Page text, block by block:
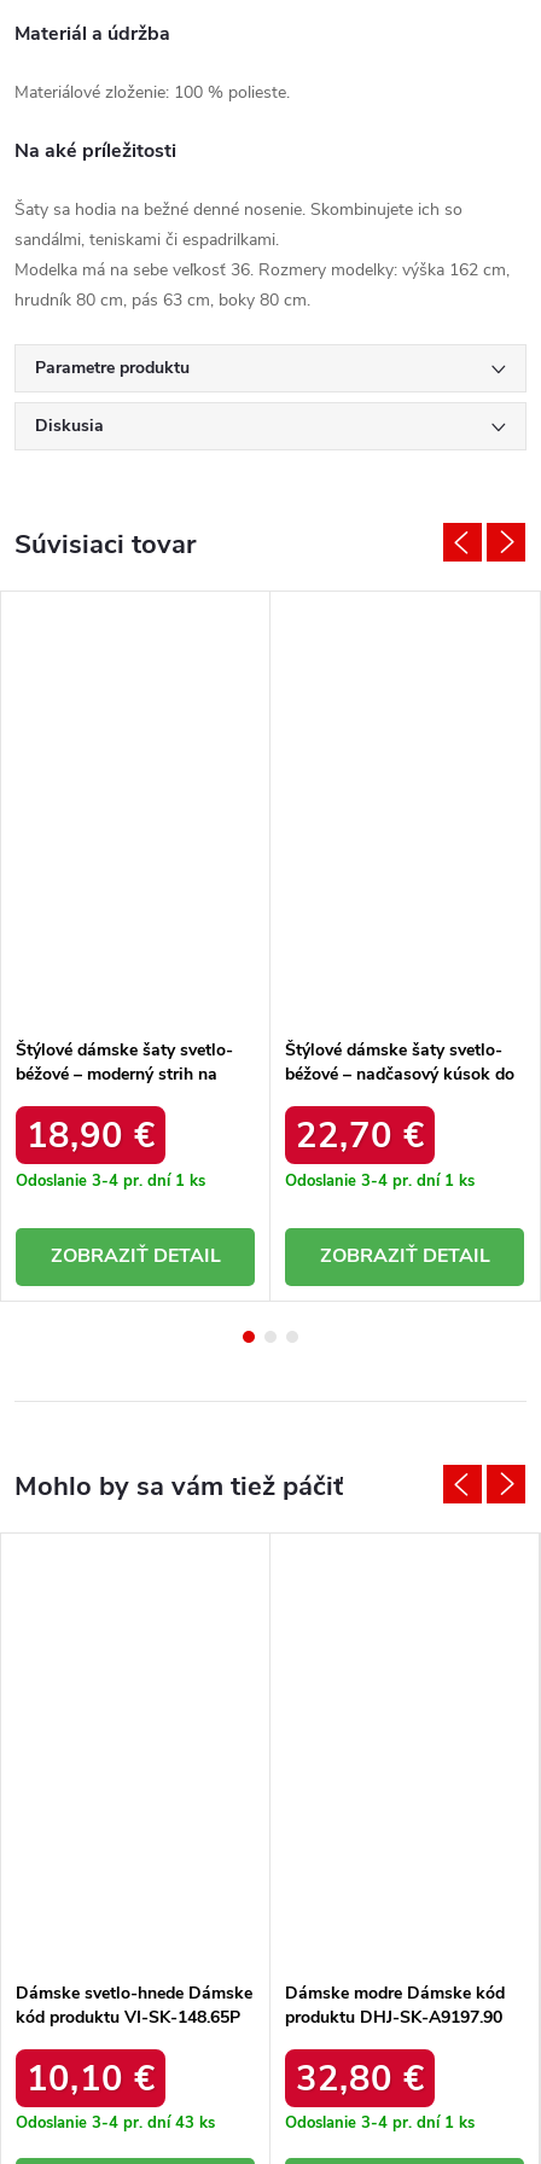
Materiál a údržba
Materiálové zloženie: 100 % polieste.
Na aké príležitosti
Šaty sa hodia na bežné denné nosenie. Skombinujete ich so
sandálmi, teniskami či espadrilkami.
Modelka má na sebe veľkosť 36. Rozmery modelky: výška 162 cm,
hrudník 80 cm, pás 63 cm, boky 80 cm.
Parametre produktu
Diskusia
Súvisiaci tovar
Štýlové dámske šaty svetlo-
béžové – moderný strih na
R821-1.65
18,90 €
Odoslanie 3-4 pr. dní 1 ks
DETAIL
Štýlové dámske šaty svetlo-
béžové – nadčasový kúsok do
22,70 €
Odoslanie 3-4 pr. dní 1 ks
DETAIL
Dámske svetlo-hnede Dámske
kód produktu VI-SK-148.65P
10,10 €
Odoslanie 3-4 pr. dní43 ks
Dámske modre Dámske kód
produktu DHJ-SK-A9197.90
32,80 €
Odoslanie 3-4 pr. dní 1 ks